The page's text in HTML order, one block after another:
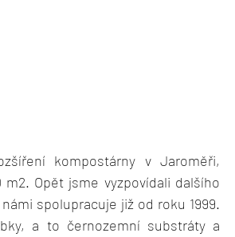
kompostárny v Jaroměři,
Opět jsme vyzpovídali dalšího
spolupracuje již od roku 1999.
a to černozemní substráty a